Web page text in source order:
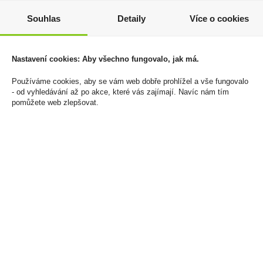
Tabák cigaretový P&S
Black 30g
250 Kč
Skladem:50 - 100 balení
Millonario XO 0,7l 40%
Cena za:
Skladem:
Souhlas Detaily Více o cookies
Nastavení cookies: Aby všechno fungovalo, jak má.
Používáme cookies, aby se vám web dobře prohlížel a vše fungovalo
- od vyhledávání až po akce, které vás zajímají. Navíc nám tím
pomůžete web zlepšovat.